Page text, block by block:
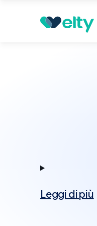
Prenota visita
Leggi di più